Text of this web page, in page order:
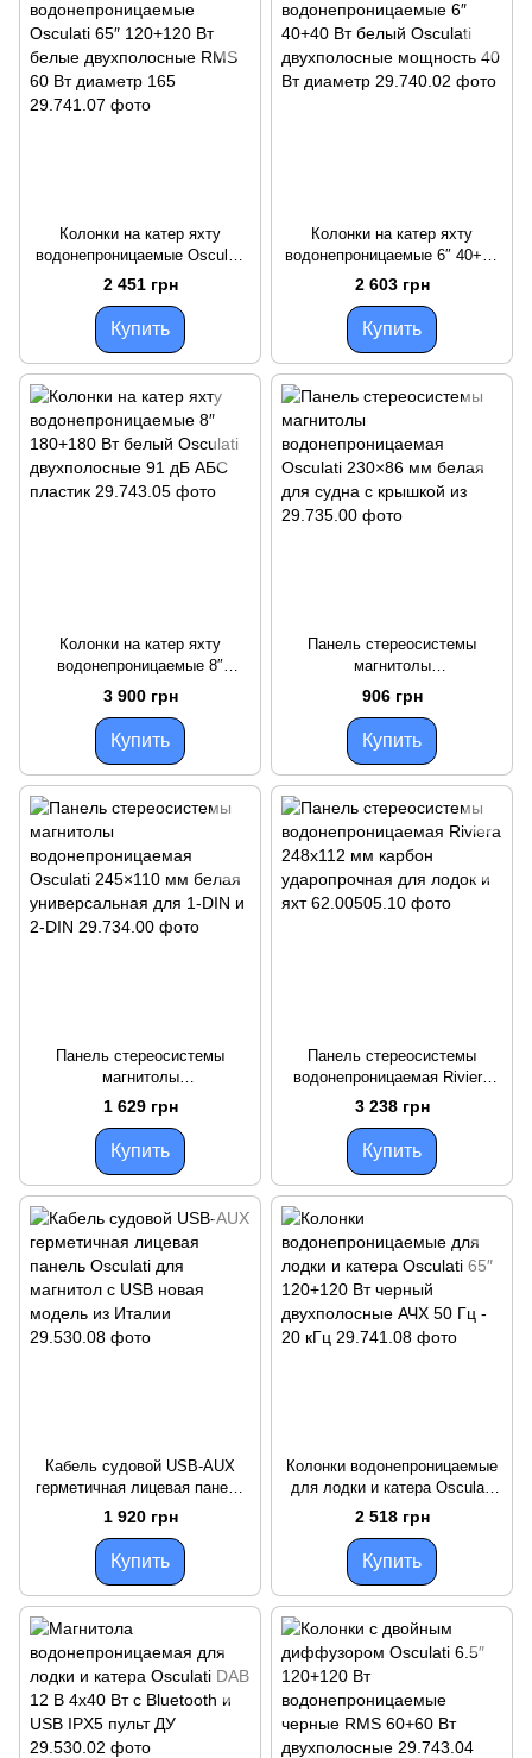
Колонки на катер яхту
водонепроницаемые Osculati
65″ 120+120 Вт белые
двухполосные RMS 60 Вт
диаметр 165
2 451 грн
Купить
Колонки на катер яхту
водонепроницаемые 6″ 40+40
Вт белый Osculati
двухполосные мощность 40
Вт диаметр
2 603 грн
Купить
Колонки на катер яхту
водонепроницаемые 8″
180+180 Вт белый Osculati
двухполосные 91 дБ АБС
пластик
3 900 грн
Купить
Панель стереосистемы
магнитолы
водонепроницаемая Osculati
230×86 мм белая для судна с
крышкой из
906 грн
Купить
Панель стереосистемы
магнитолы
водонепроницаемая Osculati
245×110 мм белая
универсальная для 1-DIN и 2-
DIN
1 629 грн
Купить
Панель стереосистемы
водонепроницаемая Riviera
248х112 мм карбон
ударопрочная для лодок и
3 238 грн
Купить
Кабель судовой USB-AUX
герметичная лицевая панель
Osculati для магнитол с USB
новая модель из Италии
1 920 грн
Купить
Колонки водонепроницаемые
для лодки и катера Osculati
65″ 120+120 Вт черный
двухполосные АЧХ 50 Гц - 20
2 518 грн
Купить